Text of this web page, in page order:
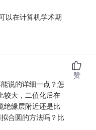
以在计算机学术期
说的详细一点？怎
较大，二值化后在
绝缘层附近还是比
合圆的方法吗？比
赞